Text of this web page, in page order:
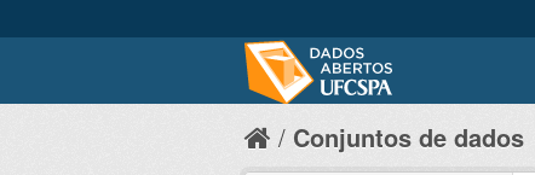
Conjuntos de dados